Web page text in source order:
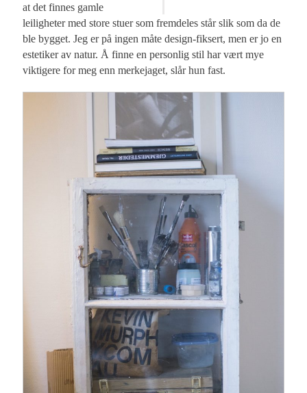
at det finnes gamle
leiligheter med store stuer som fremdeles står slik som da de
ble bygget. Jeg er på ingen måte design-fiksert, men er jo en
estetiker av natur. Å finne en personlig stil har vært mye
viktigere for meg enn merkejaget, slår hun fast.